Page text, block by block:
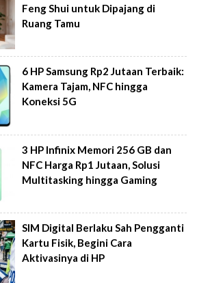
Feng Shui untuk Dipajang di
Ruang Tamu
6 HP Samsung Rp2 Jutaan Terbaik:
Kamera Tajam, NFC hingga
Koneksi 5G
3 HP Infinix Memori 256 GB dan
NFC Harga Rp1 Jutaan, Solusi
Multitasking hingga Gaming
SIM Digital Berlaku Sah Pengganti
Kartu Fisik, Begini Cara
Aktivasinya di HP